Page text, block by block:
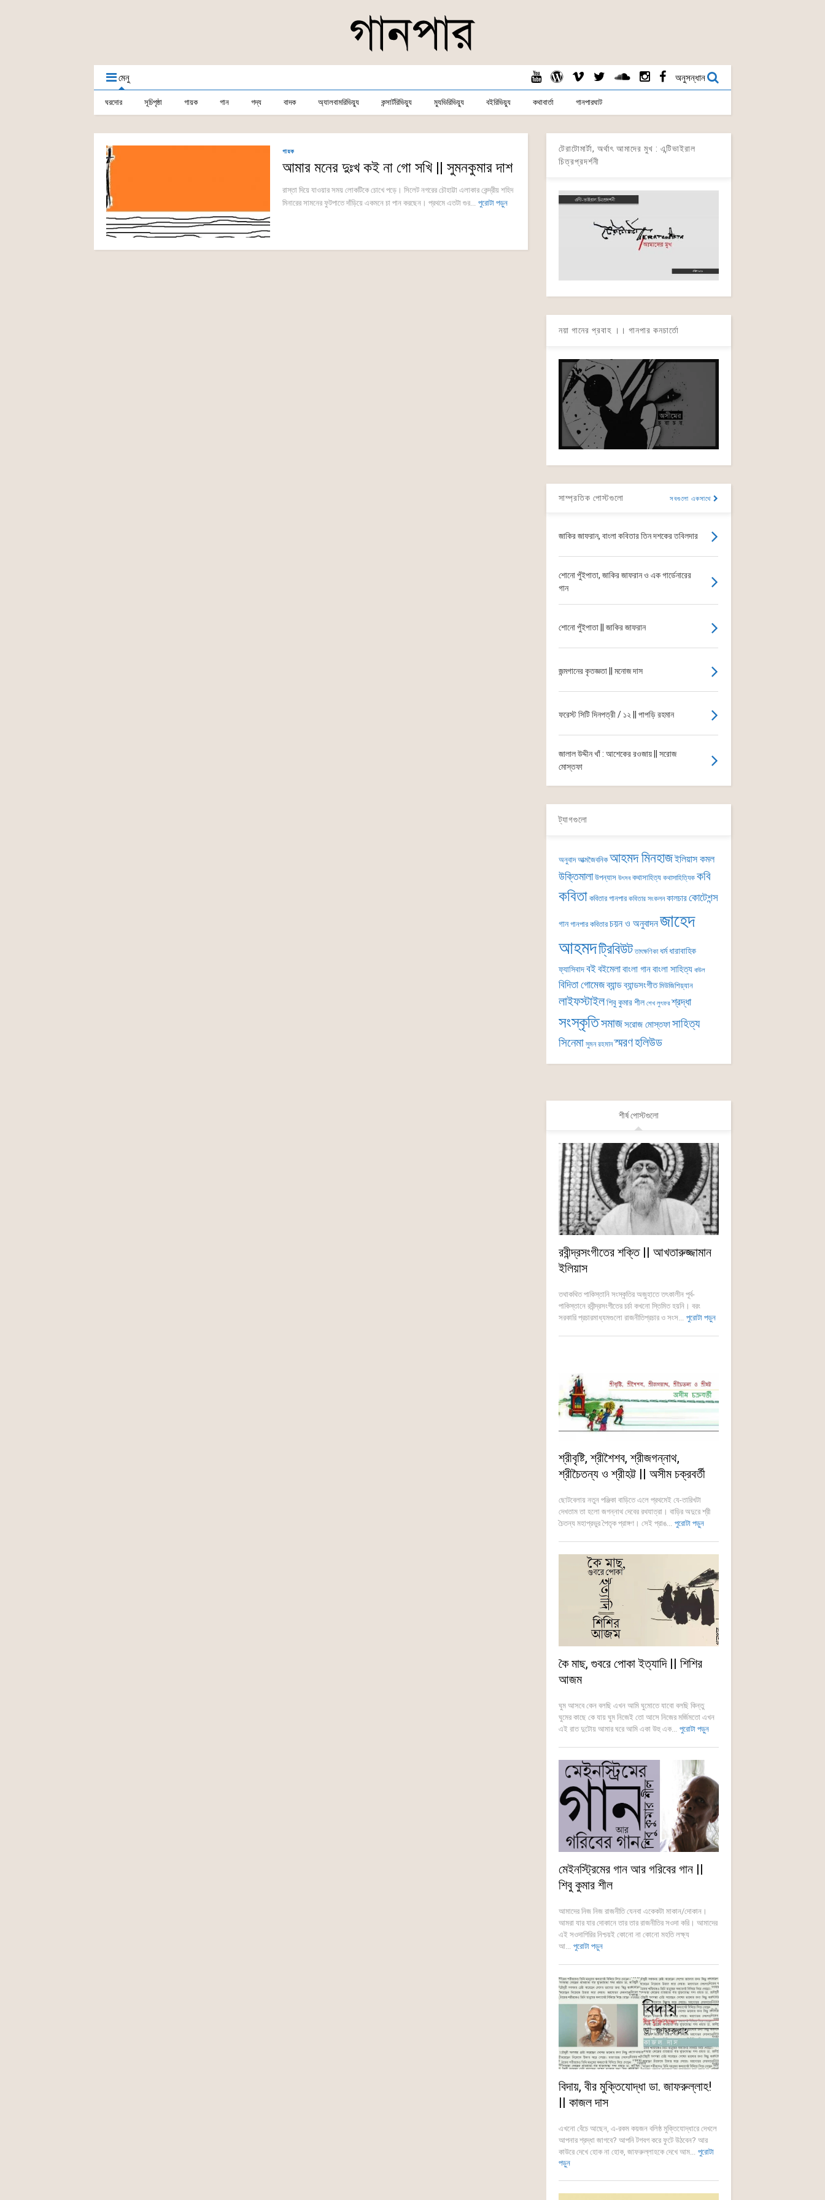
মেনু অনুসন্ধান
ঘরদোর সূচিপৃষ্ঠা গায়ক গান গদ্য বাদক অ্যালবামরিভিয়্যু কন্সার্টরিভিয়্যু ম্যুভিরিভিয়্যু বইরিভিয়্যু কথাবার্তা গানপারঘাট
গায়ক
আমার মনের দুঃখ কই না গো সখি || সুমনকুমার দাশ
রাস্তা দিয়ে যাওয়ার সময় লোকটিকে চোখে পড়ে। সিলেট নগরের চৌহাট্টা এলাকার কেন্দ্রীয় শহিদ
মিনারের সামনের ফুটপাতে দাঁড়িয়ে একমনে চা পান করছেন। প্রথমে এতটা গুর... পুরোটা পড়ুন
টেরাটোমার্টা, অর্থাৎ আমাদের মুখ : এন্টিভাইরাল
চিত্রপ্রদর্শনী
নয়া গানের প্রবাহ ।। গানপার কনচার্তো
সাম্প্রতিক পোস্টগুলো সবগুলো একসাথে
জাকির জাফরান, বাংলা কবিতার তিন দশকের তবিলদার
শোনো পুঁইপাতা, জাকির জাফরান ও এক গার্ডেনারের
গান
শোনো পুঁইপাতা || জাকির জাফরান
জন্মগানের কৃতজ্ঞতা || মনোজ দাস
ফরেস্ট সিটি দিনপত্রী / ১২ || পাপড়ি রহমান
জালাল উদ্দীন খাঁ : আশেকের রওজায় || সরোজ
মোস্তফা
ট্যাগগুলো
অনুবাদ আত্মজৈবনিক আহমদ মিনহাজইলিয়াস কমল
উক্তিমালা উপন্যাস উৎসব কথাসাহিত্য কথাসাহিত্যিক কবি
কবিতা কবিতার গানপার কবিতার সংকলন কালচারকোটেশন্স
গান গানপার কবিতার চয়ন ও অনুবাদনজাহেদ
আহমদট্রিবিউট তাৎক্ষণিকা ধর্ম ধারাবাহিক
ফ্যাসিবাদবইবইমেলাবাংলা গানবাংলা সাহিত্য বাউল
বিদিতা গোমেজব্যান্ডব্যান্ডসংগীত মিউজিশিয়্যান
লাইফস্টাইলশিবু কুমার শীল শেখ লুৎফর শ্রদ্ধা
সংস্কৃতিসমাজসরোজ মোস্তফাসাহিত্য
সিনেমা সুমন রহমান স্মরণহলিউড
শীর্ষ পোস্টগুলো
রবীন্দ্রসংগীতের শক্তি || আখতারুজ্জামান
ইলিয়াস
তথাকথিত পাকিস্তানি সংস্কৃতির অজুহাতে তৎকালীন পূর্ব-
পাকিস্তানে রবীন্দ্রসংগীতের চর্চা কখনো স্তিমিত হয়নি। বরং
সরকারি প্রচারমাধ্যমগুলো রাজনীতিপ্রচার ও সংস... পুরোটা পড়ুন
শ্রীবৃষ্টি, শ্রীশৈশব, শ্রীজগন্নাথ,
শ্রীচৈতন্য ও শ্রীহট্ট || অসীম চক্রবর্তী
ছোটবেলায় নতুন পঞ্জিকা বাড়িতে এলে প্রথমেই যে-তারিখটা
দেখতাম তা হলো জগন্নাথ দেবের রথযাত্রা। বাড়ির অদুরে শ্রী
চৈতন্য মহাপ্রভুর পৈতৃক প্রাঙ্গণ। সেই প্রাঙ... পুরোটা পড়ুন
কৈ মাছ, গুবরে পোকা ইত্যাদি || শিশির
আজম
ঘুম আসবে কেন বলছি এখন আমি ঘুমোতে যাবো বলছি কিন্তু
ঘুমের কাছে কে যায় ঘুম নিজেই তো আসে নিজের মর্জিমতো এখন
এই রাত দুটোয় আমার ঘরে আমি একা উহু এক... পুরোটা পড়ুন
মেইনস্ট্রিমের গান আর গরিবের গান ||
শিবু কুমার শীল
আমাদের নিজ নিজ রাজনীতি যেনবা একেকটা মাকান/দোকান।
আমরা যার যার দোকানে তার তার রাজনীতির সওদা করি। আমাদের
এই সওদাগিরির নিশ্চয়ই কোনো না কোনো মহতি লক্ষ্য
আ... পুরোটা পড়ুন
বিদায়, বীর মুক্তিযোদ্ধা ডা. জাফরুল্লাহ!
|| কাজল দাস
এখনো বেঁচে আছেন, এ-রকম কয়জন বলিষ্ঠ মুক্তিযোদ্ধারে দেখলে
আপনার শ্রদ্ধা জাগবে? আপনি টগবগ করে ফুটে উঠবেন? আর
কাউরে দেখে হোক না হোক, জাফরুল্লাহকে দেখে আম... পুরোটা
পড়ুন